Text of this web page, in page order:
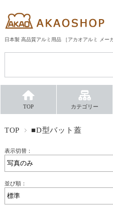
日本製 高品質アルミ用品 ［アカオアルミ メー
TOP カテゴリー
TOP ■D型バット蓋
表示切替：
並び順：